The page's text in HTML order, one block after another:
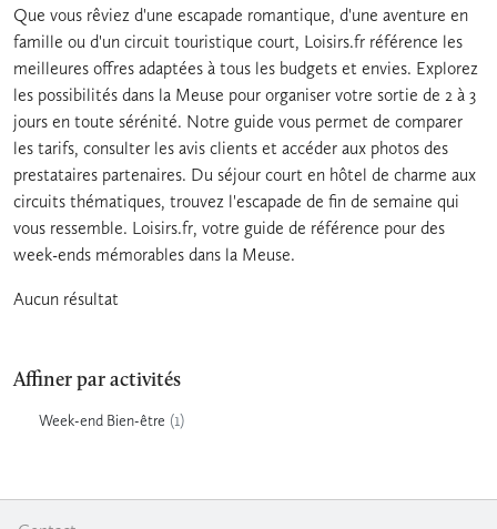
Affiner par activités
Week-end Bien-être (1)
Que vous rêviez d'une escapade romantique, d'une aventure en
famille ou d'un circuit touristique court, Loisirs.fr référence les
meilleures offres adaptées à tous les budgets et envies. Explorez
les possibilités dans la Meuse pour organiser votre sortie de 2 à 3
jours en toute sérénité. Notre guide vous permet de comparer
les tarifs, consulter les avis clients et accéder aux photos des
prestataires partenaires. Du séjour court en hôtel de charme aux
circuits thématiques, trouvez l'escapade de fin de semaine qui
vous ressemble. Loisirs.fr, votre guide de référence pour des
week-ends mémorables dans la Meuse.
Aucun résultat